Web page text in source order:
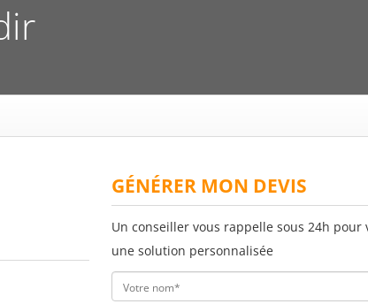
GÉNÉRER MON DEVIS
Un conseiller vous rappelle sous 24h pour
une solution personnalisée